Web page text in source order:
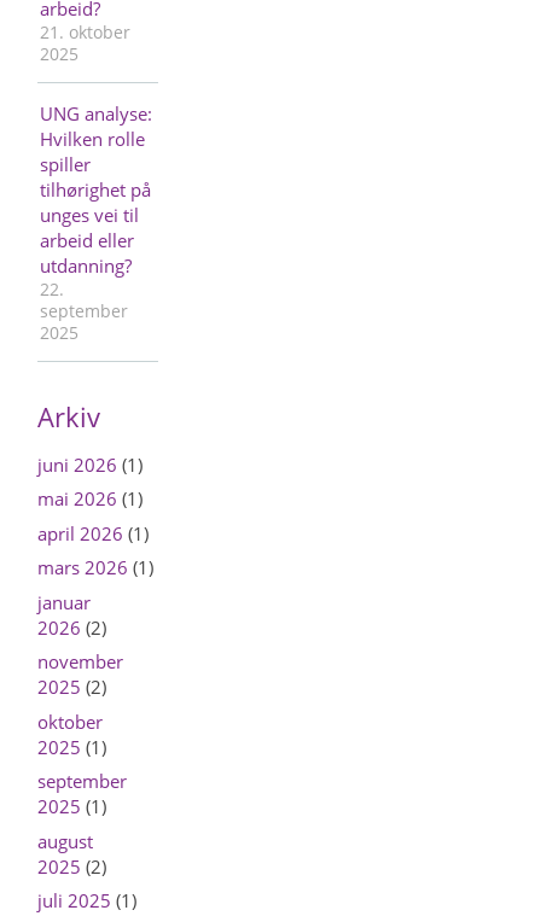
arbeid?
21. oktober
2025
UNG analyse:
Hvilken rolle
spiller
tilhørighet på
unges vei til
arbeid eller
utdanning?
22.
september
2025
Arkiv
juni 2026 (1)
mai 2026 (1)
april 2026 (1)
mars 2026 (1)
januar
2026 (2)
november
2025 (2)
oktober
2025 (1)
september
2025 (1)
august
2025 (2)
juli 2025 (1)